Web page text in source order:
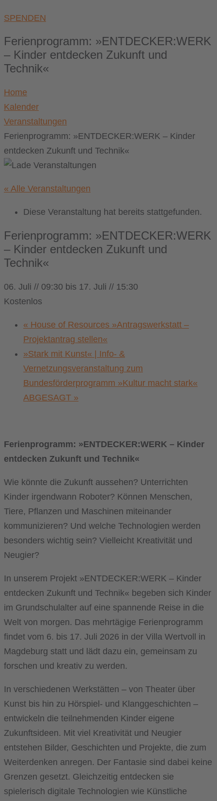
SPENDEN
Ferienprogramm: »ENTDECKER:WERK
– Kinder entdecken Zukunft und
Technik«
Home
Kalender
Veranstaltungen
Ferienprogramm: »ENTDECKER:WERK – Kinder
entdecken Zukunft und Technik«
« Alle Veranstaltungen
Diese Veranstaltung hat bereits stattgefunden.
Ferienprogramm: »ENTDECKER:WERK
– Kinder entdecken Zukunft und
Technik«
06. Juli // 09:30 bis 17. Juli // 15:30
Kostenlos
« House of Resources »Antragswerkstatt –
Projektantrag stellen«
»Stark mit Kunst« | Info- &
Vernetzungsveranstaltung zum
Bundesförderprogramm »Kultur macht stark«
ABGESAGT »
Ferienprogramm: »ENTDECKER:WERK – Kinder
entdecken Zukunft und Technik«
Wie könnte die Zukunft aussehen? Unterrichten
Kinder irgendwann Roboter? Können Menschen,
Tiere, Pflanzen und Maschinen miteinander
kommunizieren? Und welche Technologien werden
besonders wichtig sein? Vielleicht Kreativität und
Neugier?
In unserem Projekt »ENTDECKER:WERK – Kinder
entdecken Zukunft und Technik« begeben sich Kinder
im Grundschulalter auf eine spannende Reise in die
Welt von morgen. Das mehrtägige Ferienprogramm
findet vom 6. bis 17. Juli 2026 in der Villa Wertvoll in
Magdeburg statt und lädt dazu ein, gemeinsam zu
forschen und kreativ zu werden.
In verschiedenen Werkstätten – von Theater über
Kunst bis hin zu Hörspiel- und Klanggeschichten –
entwickeln die teilnehmenden Kinder eigene
Zukunftsideen. Mit viel Kreativität und Neugier
entstehen Bilder, Geschichten und Projekte, die zum
Weiterdenken anregen. Der Fantasie sind dabei keine
Grenzen gesetzt. Gleichzeitig entdecken sie
spielerisch digitale Technologien wie Künstliche